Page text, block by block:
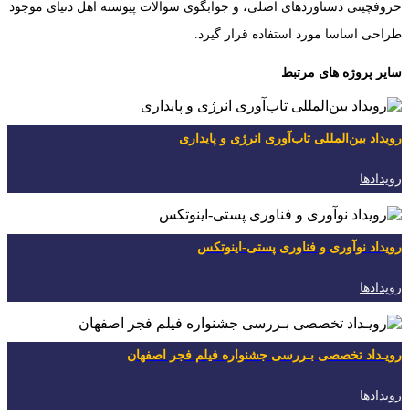
حروفچینی دستاوردهای اصلی، و جوابگوی سوالات پیوسته اهل دنیای موجود
طراحی اساسا مورد استفاده قرار گیرد.
سایر پروژه های مرتبط
رویداد بین‌المللی تاب‌آوری انرژی و پایداری
رویدادها
رویداد نوآوری و فناوری پستی-اینوتکس
رویدادها
رویـداد تخصصی بـررسی جشنواره فیلم فجر اصفهان
رویدادها